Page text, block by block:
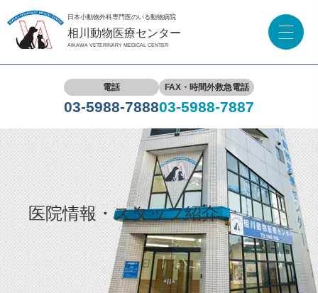
日本小動物外科専門医のいる動物病院
相川動物医療センター
AIKAWA VETERINARY MEDICAL CENTER
電話
03-5988-7888
FAX・時間外救急電話
03-5988-7887
医院情報・スタッフ紹介